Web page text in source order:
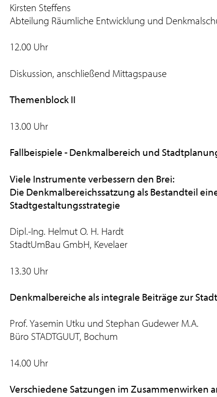
Kirsten Steffens
Abteilung Räumliche Entwicklung und
12.00 Uhr
Diskussion, anschließend Mittagspause
Themenblock II
13.00 Uhr
Fallbeispiele - Denkmalbereich und
Viele Instrumente verbessern den Brei:
Die Denkmalbereichssatzung als Bestandteil
Stadtgestaltungsstrategie
Dipl.-Ing. Helmut O. H. Hardt
StadtUmBau GmbH, Kevelaer
13.30 Uhr
Denkmalbereiche als integrale Beiträge zur
Prof. Yasemin Utku und Stephan Gudewer M.A.
Büro STADTGUUT, Bochum
14.00 Uhr
Verschiedene Satzungen im Zusammenwirken